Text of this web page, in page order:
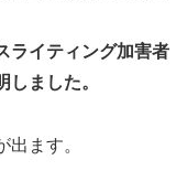
ライティング加害者
ました。
ます。